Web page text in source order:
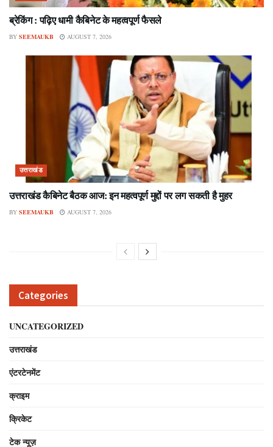
ब्रेकिंग : पढ़िए धामी कैबिनेट के महत्वपूर्ण फैसले
BY SEEMAUKB AUGUST 7, 2026
उत्तराखंड
उत्तराखंड कैबिनेट बैठक आज: इन महत्वपूर्ण मुद्दों पर लग सकती है मुहर
BY SEEMAUKB AUGUST 7, 2026
Categories
UNCATEGORIZED
उत्तराखंड
एंटरटेनमेंट
क्राइम
क्रिकेट
टेक न्यूज़